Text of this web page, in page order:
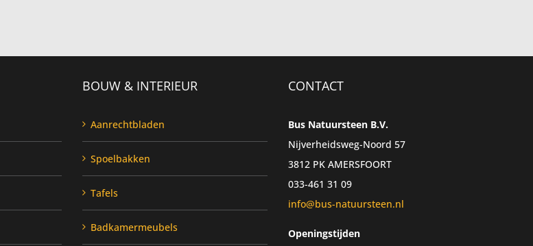
BOUW & INTERIEUR
Aanrechtbladen
Spoelbakken
Tafels
Badkamermeubels
CONTACT
Bus Natuursteen B.V.
Nijverheidsweg-Noord 57
3812 PK AMERSFOORT
033-461 31 09
info@bus-natuursteen.nl
Openingstijden